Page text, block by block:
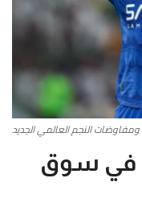
النجم العالمي الجديد
في سوق